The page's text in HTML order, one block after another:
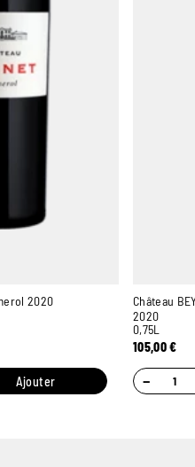
2020
Ajouter
Château
2020
0,75L
105,00€
−